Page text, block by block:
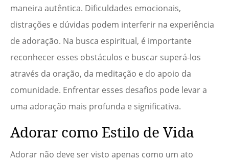
maneira autêntica. Dificuldades emocionais,
distrações e dúvidas podem interferir na experiência
de adoração. Na busca espiritual, é importante
reconhecer esses obstáculos e buscar superá-los
através da oração, da meditação e do apoio da
comunidade. Enfrentar esses desafios pode levar a
uma adoração mais profunda e significativa.
Adorar como Estilo de Vida
Adorar não deve ser visto apenas como um ato